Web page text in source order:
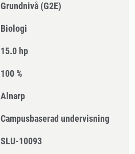
Grundnivå (G2E)
Biologi
15.0 hp
100 %
Alnarp
Campusbaserad undervisning
SLU-10093